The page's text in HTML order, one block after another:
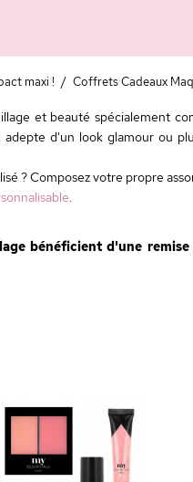
maxi ! / Coffrets Cadeaux
et beauté spécialement
d'un look glamour ou
? Composez votre propre
.
bénéficient d'une